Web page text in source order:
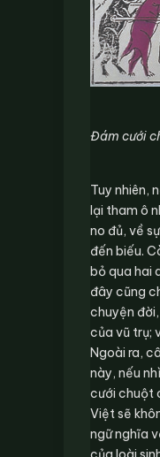
Đám cưới
Tuy nhiên,
lại tham ô
no đủ, về
đến biếu.
bỏ qua hai
đây cũng
chuyện
của vũ trụ;
Ngoài ra,
này, nếu
cưới chuột
Việt sẽ
ngữ nghĩa